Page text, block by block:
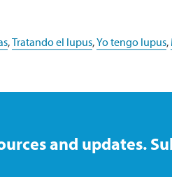
,Tratando el lupus,Yo tengo lupus,
and updates.